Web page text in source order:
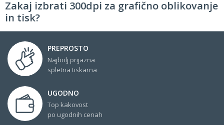
Zakaj izbrati 300dpi za grafično oblikovanje
in tisk?
PREPROSTO
Najbolj prijazna
spletna tiskarna
UGODNO
Top kakovost
po ugodnih cenah